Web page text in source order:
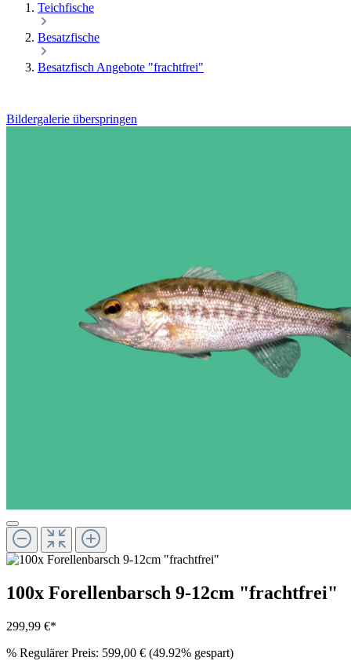
Teichfische
Besatzfische
Besatzfisch Angebote "frachtfrei"
Bildergalerie überspringen
100x Forellenbarsch 9-12cm "frachtfrei"
299,99 €*
% Regulärer Preis: 599,00 € (49.92% gespart)